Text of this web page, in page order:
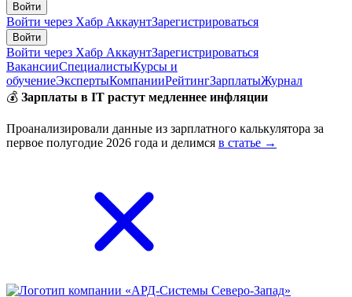
Войти
Войти через Хабр АккаунтЗарегистрироваться
Войти
Войти через Хабр АккаунтЗарегистрироваться
ВакансииСпециалистыКурсы и
обучениеЭкспертыКомпанииРейтингЗарплатыЖурнал
💰 Зарплаты в IT растут медленнее инфляции
Проанализировали данные из зарплатного калькулятора за
первое полугодие 2026 года и делимся в статье →